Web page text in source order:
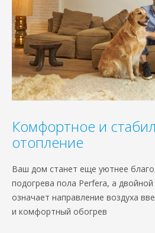
Комфортное и
отопление
Ваш дом станет еще уютнее
подогрева пола Perfera, а двойной
означает направление воздуха
и комфортный обогрев